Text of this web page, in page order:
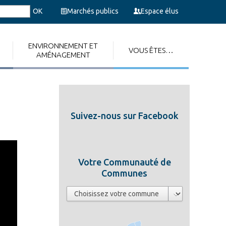
Espace élus
Marchés publics
ENVIRONNEMENT ET
AMÉNAGEMENT
VOUS ÊTES…
Suivez-nous sur Facebook
Votre Communauté de
Communes